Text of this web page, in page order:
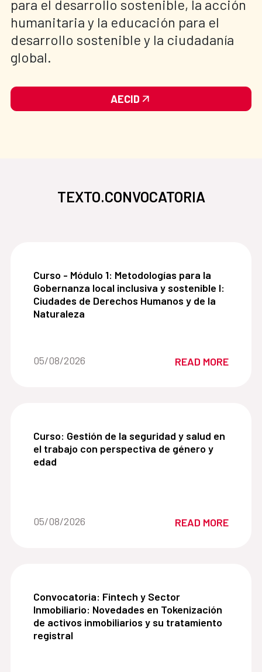
para el desarrollo sostenible, la acción
humanitaria y la educación para el
desarrollo sostenible y la ciudadanía
global.
AECID
TEXTO.CONVOCATORIA
Curso - Módulo 1: Metodologías para la
Curso - Módulo 1: Metodologías para la
Gobernanza local inclusiva y sostenible I:
Ciudades de Derechos Humanos y de la
Naturaleza
Date of the news::
05/08/2026 READ MORE
Curso: Gestión de la seguridad y salud en el
Curso: Gestión de la seguridad y salud en
el trabajo con perspectiva de género y
edad
Date of the news::
05/08/2026 READ MORE
Convocatoria: Fintech y Sector Inmobiliario:
Convocatoria: Fintech y Sector
Inmobiliario: Novedades en Tokenización
de activos inmobiliarios y su tratamiento
registral